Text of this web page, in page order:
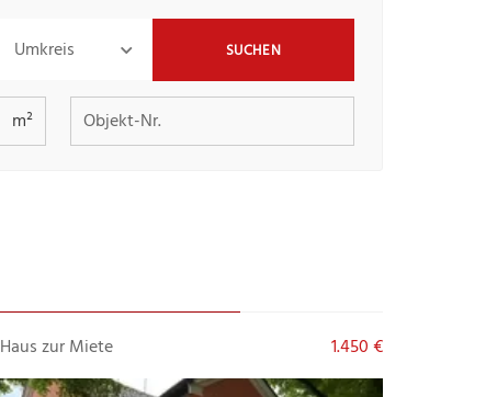
Umkreis SUCHEN
m² Objekt-Nr.
Haus zur Miete 1.450 €